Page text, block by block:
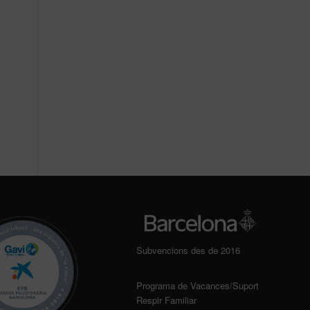
Subvencions des de 2016
Programa de Vacances/Suport
Respir Familiar